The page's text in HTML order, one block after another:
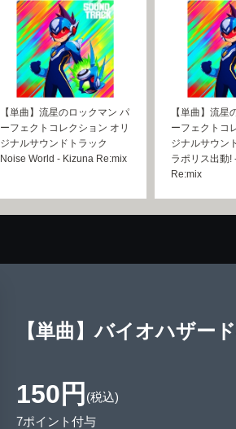
【単曲】流星のロックマン パ
ーフェクトコレクション オリ
ジナルサウンドトラック
Noise World - Kizuna Re:mix
【単曲】流星
ーフェクトコ
ジナルサウン
ラポリス出動!
Re:mix
【単曲】バイオハザー
150円 (税込)
7ポイント付与